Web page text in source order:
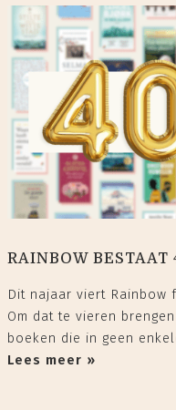
RAINBOW BESTAAT
Dit najaar viert Rainbow
Om dat te vieren
boeken die in geen
Lees meer »